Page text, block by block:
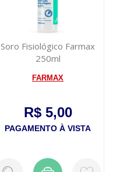
Soro Fisiológico Farmax
250ml
FARMAX
R$ 5,00
PAGAMENTO À VISTA